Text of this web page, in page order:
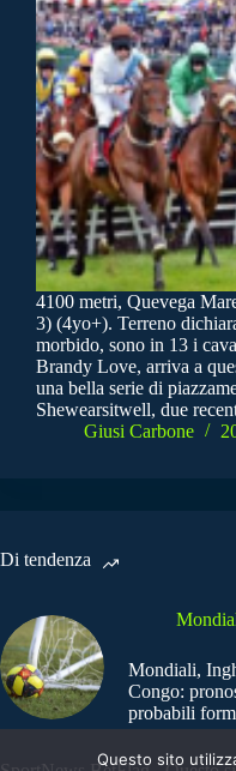
4100 metri, Quevega
3) (4yo+). Terreno
morbido, sono in 13 i
Brandy Love, arriva a
una bella serie di
Shewearsitwell, due
Giusi Carbone
Di tendenza
Mondiali,
Congo:
probabili
Questo sito